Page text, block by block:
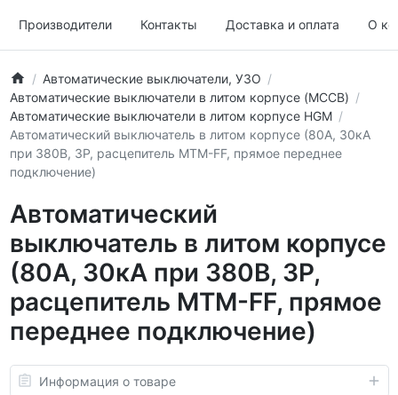
Производители Контакты Доставка и оплата О
Автоматические выключатели, УЗО
Автоматические выключатели в литом корпусе (MCCB)
Автоматические выключатели в литом корпусе HGM
Автоматический выключатель в литом корпусе (80А, 30кА
при 380В, 3P, расцепитель MTM-FF, прямое переднее
подключение)
Автоматический
выключатель в литом корпусе
(80А, 30кА при 380В, 3P,
расцепитель MTM-FF, прямое
переднее подключение)
Информация о товаре